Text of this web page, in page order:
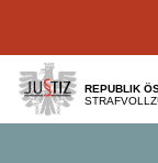
[1]
[2]
[3]
REPUBLIK